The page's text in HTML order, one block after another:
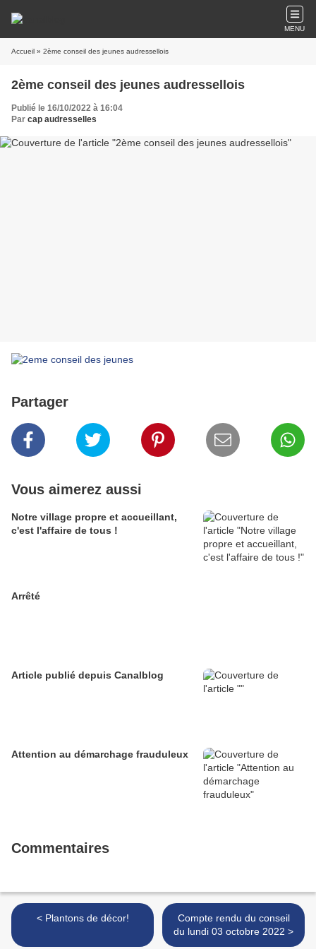
MENU
Accueil » 2ème conseil des jeunes audressellois
2ème conseil des jeunes audressellois
Publié le 16/10/2022 à 16:04
Par cap audresselles
Partager
Vous aimerez aussi
Notre village propre et accueillant,
c'est l'affaire de tous !
Arrêté
Article publié depuis Canalblog
Attention au démarchage frauduleux
Commentaires
< Plantons de décor!
Compte rendu du conseil
du lundi 03 octobre 2022 >